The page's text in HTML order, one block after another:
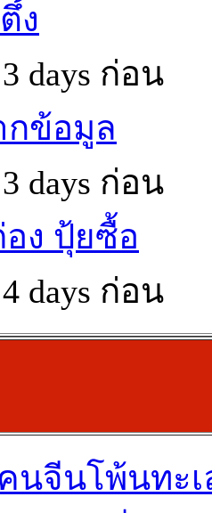
ง
days ก่อน
กข้อมูล
days ก่อน
อง ปุ้ยซื้อ
days ก่อน
คนจีนโพ้นทะ